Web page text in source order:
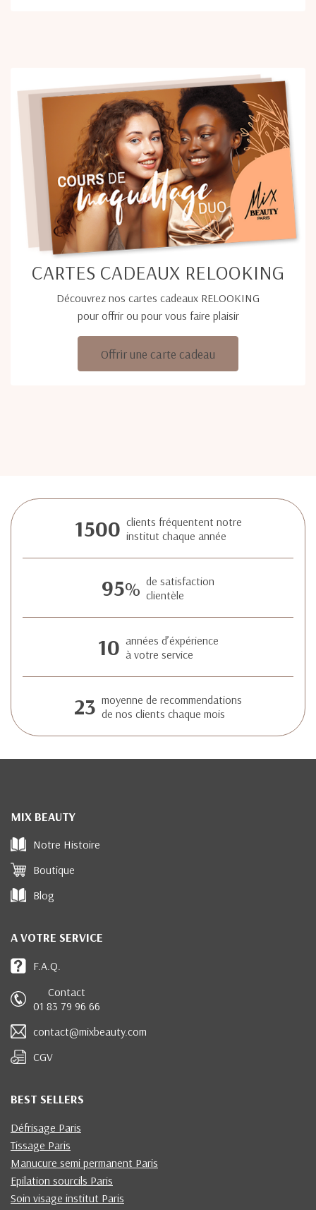
CARTES CADEAUX RELOOKING
Découvrez nos cartes cadeaux RELOOKING
pour offrir ou pour vous faire plaisir
Offrir une carte cadeau
1500 clients fréquentent notre
institut chaque année
95% de satisfaction
clientèle
10 années d’éxpérience
à votre service
23 moyenne de recommendations
de nos clients chaque mois
MIX BEAUTY
Notre Histoire
Boutique
Blog
A VOTRE SERVICE
F.A.Q.
Contact
01 83 79 96 66
contact@mixbeauty.com
CGV
BEST SELLERS
Défrisage Paris
Tissage Paris
Manucure semi permanent Paris
Epilation sourcils Paris
Soin visage institut Paris